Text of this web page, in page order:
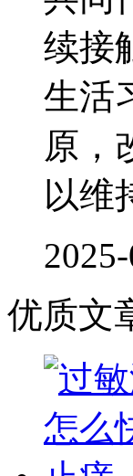
续接
生活
原，
以维
优质文